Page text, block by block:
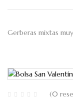
Gerberas mixtas
(0